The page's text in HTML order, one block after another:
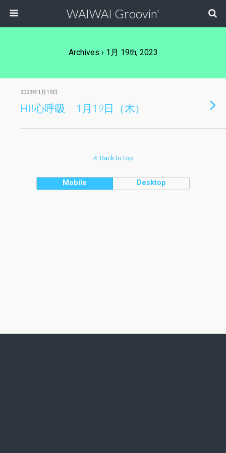
WAIWAI Groovin'
Archives › 1月 19th, 2023
2023年1月19日
HI!心呼吸 1月19日（木）
Back to top
Mobile Desktop